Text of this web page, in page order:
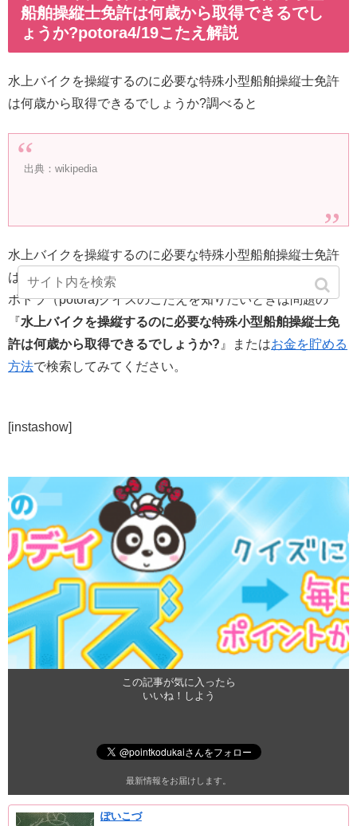
船舶操縦士免許は何歳から取得できるでし
ょうか?potora4/19こたえ解説
水上バイクを操縦するのに必要な特殊小型船舶操縦士免許
は何歳から取得できるでしょうか?調べると
出典：wikipedia
水上バイクを操縦するのに必要な特殊小型船舶操縦士免許
は何歳から取得できるでしょうか?16歳です
ポトラ（potora)クイズのこたえを知りたいときは問題の
『水上バイクを操縦するのに必要な特殊小型船舶操縦士免
許は何歳から取得できるでしょうか? 』またはお金を貯める
方法で検索してみてください。
[instashow]
この記事が気に入ったら
いいね！しよう
最新情報をお届けします。
ぽいこづ